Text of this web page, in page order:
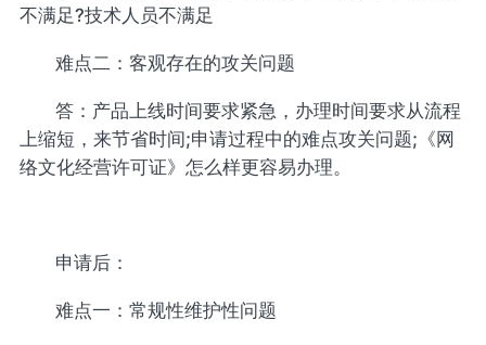
不满足?技术人员不满足
难点二：客观存在的攻关问题
答：产品上线时间要求紧急，办理时间要求从流程
上缩短，来节省时间;申请过程中的难点攻关问题;《网
络文化经营许可证》怎么样更容易办理。
申请后：
难点一：常规性维护性问题